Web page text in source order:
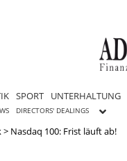
SPORT UNTERHALTUNG
DIRECTORS' DEALINGS
> Nasdaq 100: Frist läuft ab!